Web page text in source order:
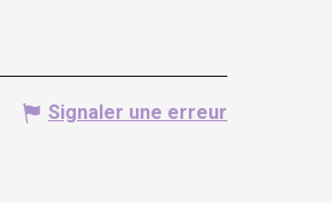
Signaler une erreur